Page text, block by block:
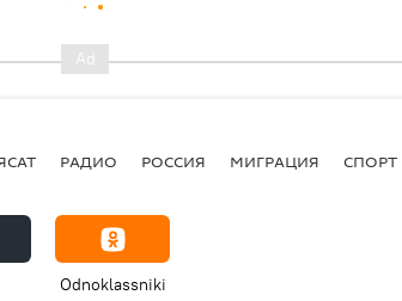
РАДИО РОССИЯ МИГРАЦИЯ СПОРТ
Odnoklassniki